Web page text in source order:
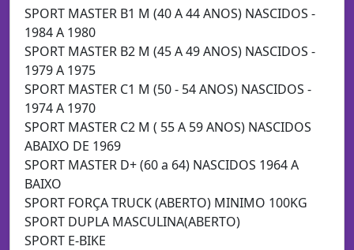
SPORT MASTER B1 M (40 A 44 ANOS) NASCIDOS -
1984 A 1980
SPORT MASTER B2 M (45 A 49 ANOS) NASCIDOS -
1979 A 1975
SPORT MASTER C1 M (50 - 54 ANOS) NASCIDOS -
1974 A 1970
SPORT MASTER C2 M ( 55 A 59 ANOS) NASCIDOS
ABAIXO DE 1969
SPORT MASTER D+ (60 a 64) NASCIDOS 1964 A
BAIXO
SPORT FORÇA TRUCK (ABERTO) MINIMO 100KG
SPORT DUPLA MASCULINA(ABERTO)
SPORT E-BIKE